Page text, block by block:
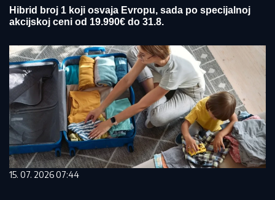
Hibrid broj 1 koji osvaja Evropu, sada po specijalnoj
akcijskoj ceni od 19.990€ do 31.8.
15. 07. 2026 07:44